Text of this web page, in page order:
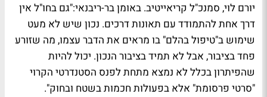
יורם לוי, סמנכ"ל קריאייטיב. באומן בר-ריבנאי:"גם בחו"ל אין
דרך אחת להתמודד עם תאונות דרכים. נכון שיש לא מעט
שימוש ב"טיפול בהלם" בו מראים את הדבר עצמו, מה שזורע
פחד בציבור, אבל לא תמיד בציבור הנכון. יכול להיות
שהפיתרון בכלל לא נמצא מתחת לפנס הסטנדרטי הקרוי
"סרטי פרסומת" אלא בפעולות חכמות בשטח ובחוק".